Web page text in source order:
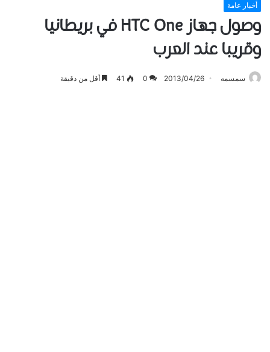
أخبار عامة
وصول جهاز HTC One في بريطانيا
وقريبا عند العرب
سمسمه 2013/04/26
0
41 أقل من دقيقة